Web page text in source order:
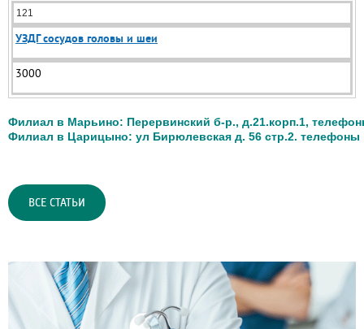
121
УЗДГ сосудов головы и шеи
3000
Филиал в Марьино: Перервинский б-р., д.21.корп.1,
Филиал в Царицыно: ул Бирюлевская д. 56 стр.2.
ВСЕ СТАТЬИ